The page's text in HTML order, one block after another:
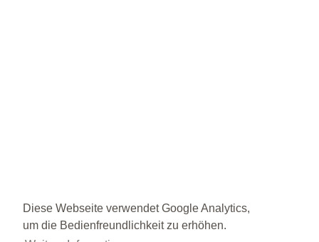
Diese Webseite verwendet Google Analytics,
um die Bedienfreundlichkeit zu erhöhen.